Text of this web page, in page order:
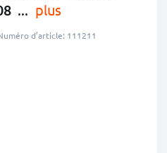
... plus
d’article: 111211